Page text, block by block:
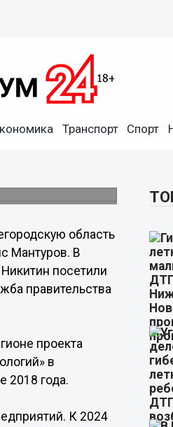
Транспорт Спорт
область
Мантуров. В
посетили
правительства
проекта
в
2018 года.
К 2024